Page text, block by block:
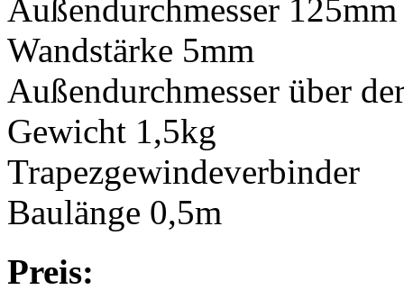
Außendurchmesser 125mm
Wandstärke 5mm
Außendurchmesser über
Gewicht 1,5kg
Trapezgewindeverbinder
Baulänge 0,5m
Preis: